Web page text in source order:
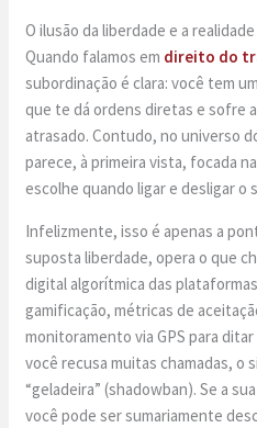
O ilusão da liberdade e a
Quando falamos em direito do
subordinação é clara: você tem
que te dá ordens diretas e sofre
atrasado. Contudo, no universo
parece, à primeira vista, focada
escolhe quando ligar e desligar o
Infelizmente, isso é apenas a
suposta liberdade, opera o que
digital algorítmica das
gamificação, métricas de
monitoramento via GPS para
você recusa muitas chamadas, o
“geladeira” (shadowban). Se a
você pode ser sumariamente